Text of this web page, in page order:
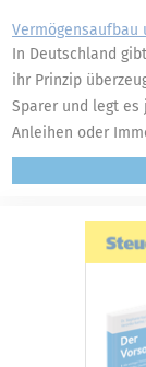
In Deutschland
ihr Prinzip
Sparer und legt es
Anleihen oder